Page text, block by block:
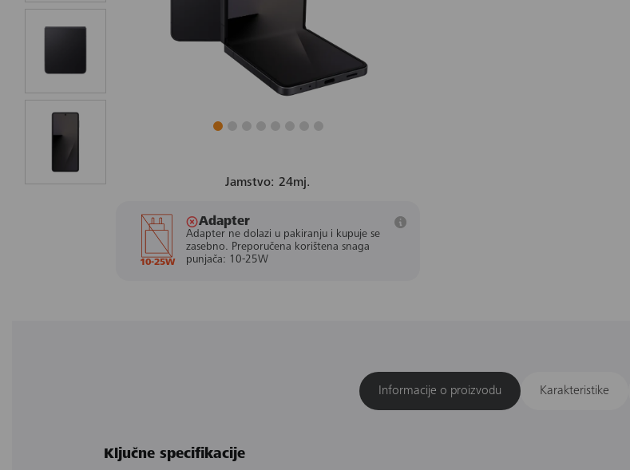
Jamstvo: 24mj.
10-25W
Adapter
Adapter ne dolazi u pakiranju i kupuje se
zasebno. Preporučena korištena snaga
punjača: 10-25W
Informacije o proizvodu Karakteristike
Ključne specifikacije